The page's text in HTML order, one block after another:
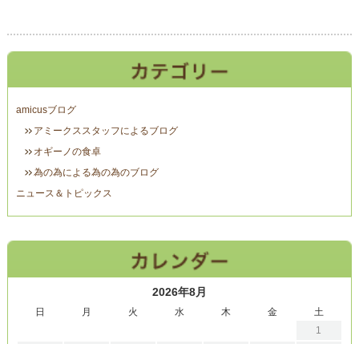
amicusブログ
アミークススタッフによるブログ
オギーノの食卓
為の為による為の為のブログ
ニュース＆トピックス
2026年8月
日 月 火 水 木 金
土
1